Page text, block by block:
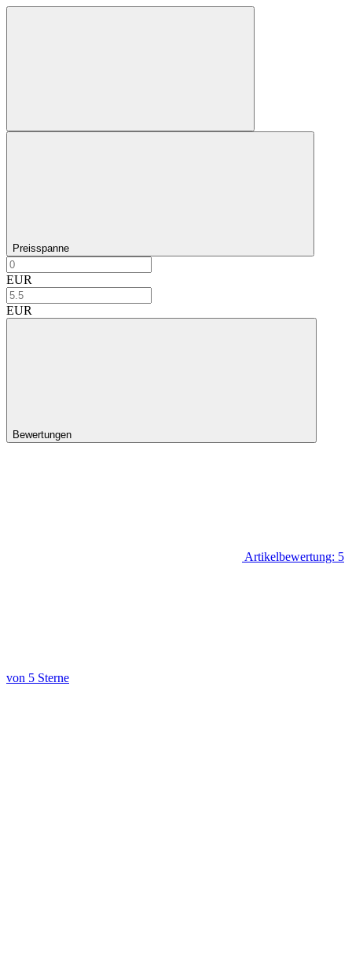
Preisspanne
EUR
EUR
Bewertungen
Artikelbewertung: 5
von 5 Sterne